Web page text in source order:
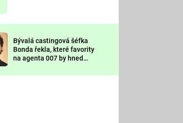
Prima LAJK
Sledujte nás
Bývalá castingová šéfka
Bonda řekla, které favority
na agenta 007 by hned